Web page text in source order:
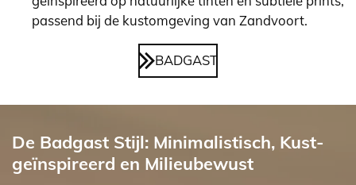
passend bij de kustomgeving van Zandvoort.
BADGAST
De Badgast Stijl: Minimalistisch, Kust-
geïnspireerd en Milieubewust